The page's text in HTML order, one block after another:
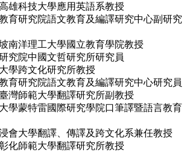
雄科技大學應用英語系教授
育研究院語文教育及編譯研究中心副研究
南洋理工大學國立教育學院教授
究院中國文哲研究所研究員
學跨文化研究所教授
研究院語文教育及編譯研究中心研究員
灣師範大學翻譯研究所副教授
學蒙特雷國際研究學院口筆譯暨語言教育
會大學翻譯、傳譯及跨文化系兼任教授
化師範大學翻譯研究所教授